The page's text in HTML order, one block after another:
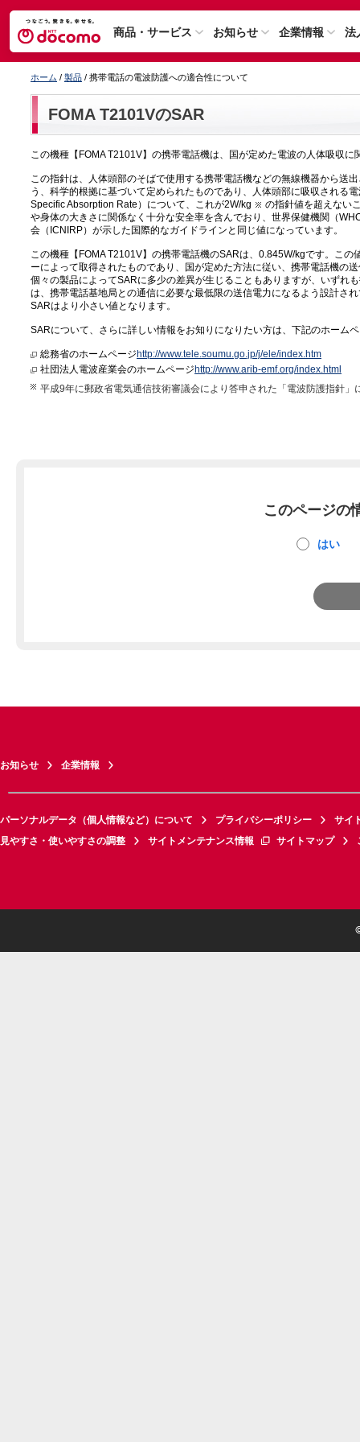
商品・サービス お知らせ 企業情報 法
ホーム / 製品 / 携帯電話の電波防護への適合性について
FOMA T2101VのSAR
この機種【FOMA T2101V】の携帯電話機は、国が定めた電波の人体吸収に
この指針は、人体頭部のそばで使用する携帯電話機などの無線機器から送
う、科学的根拠に基づいて定められたものであり、人体頭部に吸収される
Specific Absorption Rate）について、これが2W/kg
の指針値を超えない
や身体の大きさに関係なく十分な安全率を含んでおり、世界保健機関（
会（ICNIRP）が示した国際的なガイドラインと同じ値になっています。
この機種【FOMA T2101V】の携帯電話機のSARは、0.845W/kgです。こ
ーによって取得されたものであり、国が定めた方法に従い、携帯電話機の
個々の製品によってSARに多少の差異が生じることもありますが、いずれ
は、携帯電話基地局との通信に必要な最低限の送信電力になるよう設計さ
SARはより小さい値となります。
SARについて、さらに詳しい情報をお知りになりたい方は、下記のホーム
総務省のホームページhttp://www.tele.soumu.go.jp/j/ele/index.htm
社団法人電波産業会のホームページhttp://www.arib-emf.org/index.html
平成9年に郵政省電気通信技術審議会により答申された「電波防護指針」
このページの
はい
お知らせ 企業情報
パーソナルデータ（個人情報など）について プライバシーポリシー
サイ
見やすさ・使いやすさの調整
サイトメンテナンス情報 サイトマップ